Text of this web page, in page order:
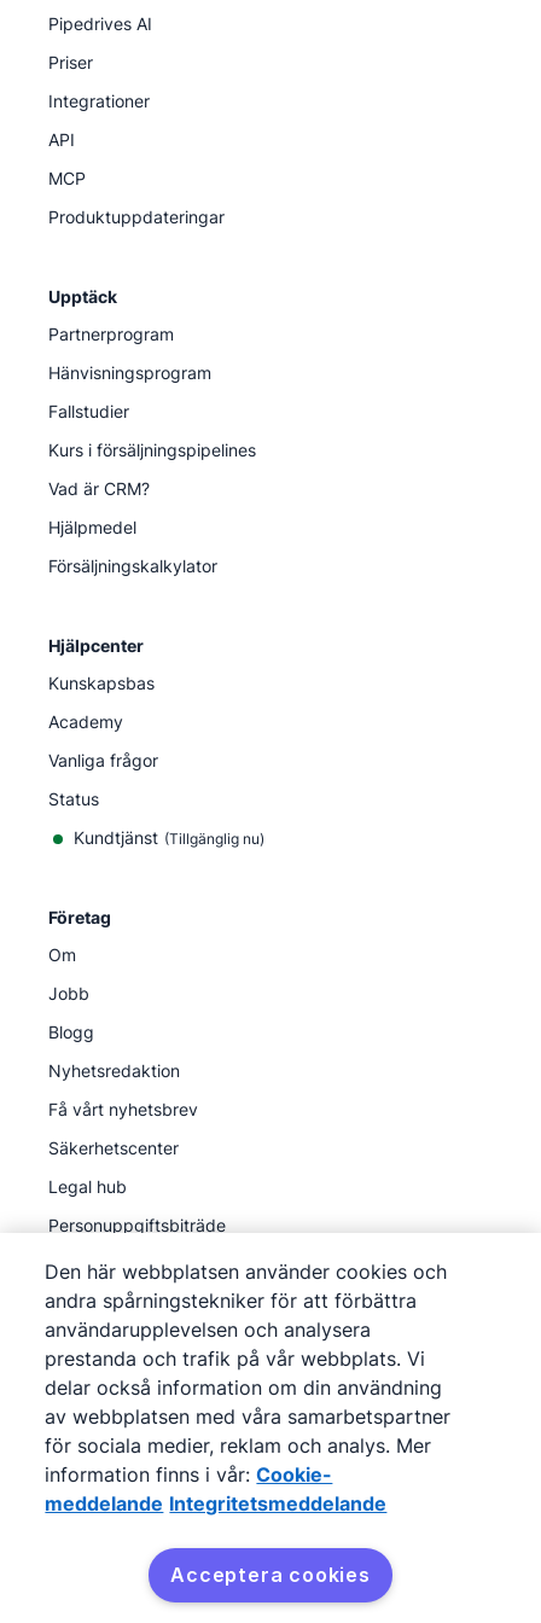
Pipedrives AI
Priser
Integrationer
API
MCP
Produktuppdateringar
Upptäck
Partnerprogram
Hänvisningsprogram
Fallstudier
Kurs i försäljningspipelines
Vad är CRM?
Hjälpmedel
Försäljningskalkylator
Hjälpcenter
Kunskapsbas
Academy
Vanliga frågor
Status
Kundtjänst (Tillgänglig nu)
Företag
Om
Jobb
Blogg
Nyhetsredaktion
Få vårt nyhetsbrev
Säkerhetscenter
Legal hub
Personuppgiftsbiträde
©2026Pipedrive
Pipedrive
Användarvillkor
Pipedrive
Integritetsmeddelande
Webbplatskarta
Cookie-meddelande
Inställningar för cookies
Pipedrive är ett webbaserat CRM för försäljning.
Den här webbplatsen använder cookies och
andra spårningstekniker för att förbättra
användarupplevelsen och analysera
prestanda och trafik på vår webbplats. Vi
delar också information om din användning
av webbplatsen med våra samarbetspartner
för sociala medier, reklam och analys. Mer
information finns i vår: Cookie-
meddelande Integritetsmeddelande
Acceptera cookies